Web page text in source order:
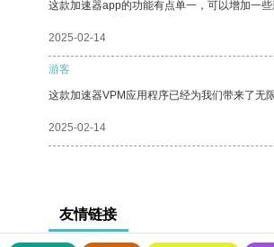
这款加速器app的功能有点单一，可以增加一
2025-02-14
游客
这款加速器VPM应用程序已经为我们带来了无
2025-02-14
友情链接